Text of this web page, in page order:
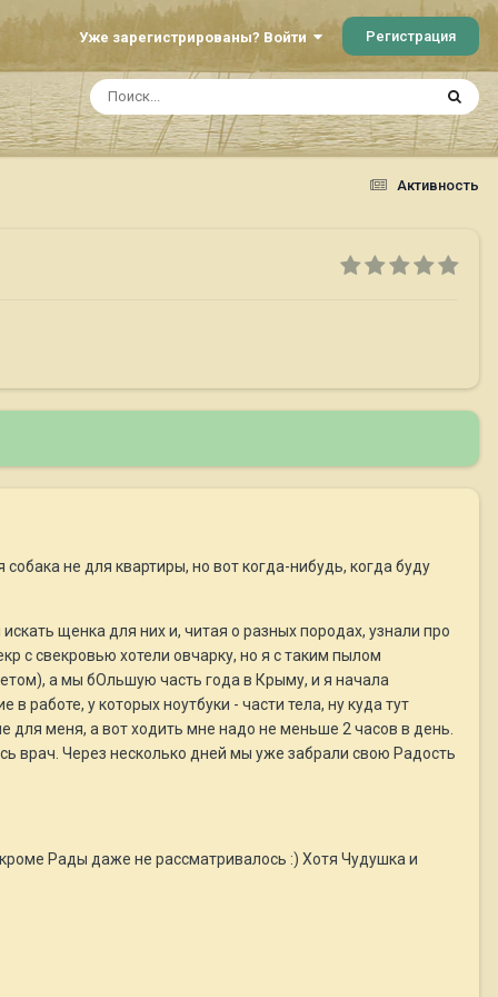
Уже зарегистрированы? Войти Регистрация
Активность
не для квартиры, но вот когда-нибудь, когда буду
щенка для них и, читая о разных породах, узнали про
с свекровью хотели овчарку, но я с таким пылом
а мы бОльшую часть года в Крыму, и я начала
работе, у которых ноутбуки - части тела, ну куда тут
для меня, а вот ходить мне надо не меньше 2 часов в день.
врач. Через несколько дней мы уже забрали свою Радость
Рады даже не рассматривалось :) Хотя Чудушка и